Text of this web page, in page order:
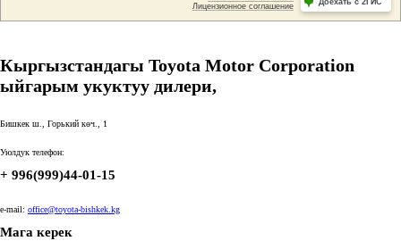
Кыргызстандагы Toyota Motor Corporation
ыйгарым укуктуу дилери,
Бишкек ш., Горький көч., 1
Уюлдук телефон:
+ 996(999)44-01-15
e-mail: office@toyota-bishkek.kg
Мага керек